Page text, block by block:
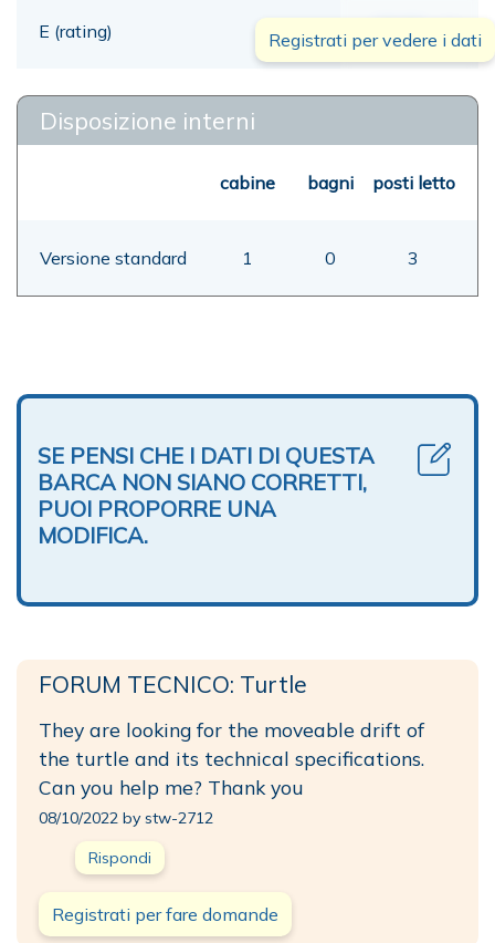
E (rating) 00,00 mt
Registrati per vedere i dati
Disposizione interni
cabine bagni posti letto
Versione standard 1 0 3
SE PENSI CHE I DATI DI QUESTA
BARCA NON SIANO CORRETTI,
PUOI PROPORRE UNA
MODIFICA.
FORUM TECNICO: Turtle
They are looking for the moveable drift of
the turtle and its technical specifications.
Can you help me? Thank you
08/10/2022 by stw-2712
Rispondi
Registrati per fare domande